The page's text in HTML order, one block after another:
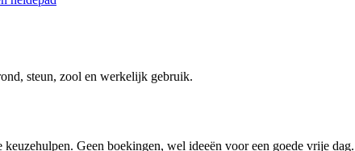
steun, zool en werkelijk gebruik.
Geen boekingen, wel ideeën voor een goede vrije dag.